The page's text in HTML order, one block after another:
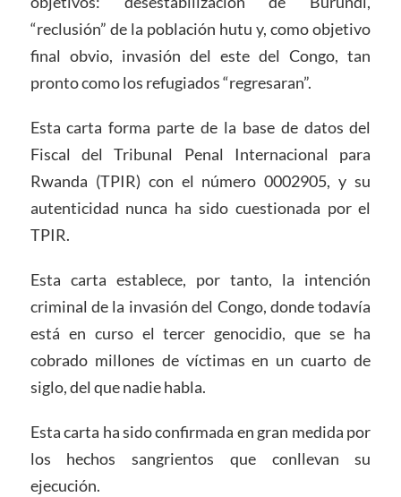
“reclusión” de la población hutu y, como objetivo
final obvio, invasión del este del Congo, tan
pronto como los refugiados “regresaran”.
Esta carta forma parte de la base de datos del
Fiscal del Tribunal Penal Internacional para
Rwanda (TPIR) con el número 0002905, y su
autenticidad nunca ha sido cuestionada por el
TPIR.
Esta carta establece, por tanto, la intención
criminal de la invasión del Congo, donde todavía
está en curso el tercer genocidio, que se ha
cobrado millones de víctimas en un cuarto de
siglo, del que nadie habla.
Esta carta ha sido confirmada en gran medida por
los hechos sangrientos que conllevan su
ejecución.